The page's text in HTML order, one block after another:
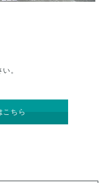
。
こちら